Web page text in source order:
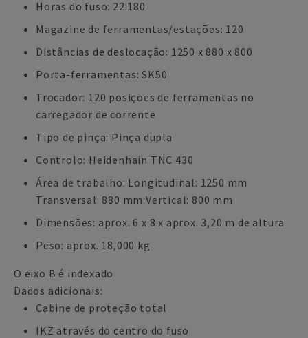
Horas do fuso: 22.180
Magazine de ferramentas/estações: 120
Distâncias de deslocação: 1250 x 880 x 800
Porta-ferramentas: SK50
Trocador: 120 posições de ferramentas no
carregador de corrente
Tipo de pinça: Pinça dupla
Controlo: Heidenhain TNC 430
Área de trabalho: Longitudinal: 1250 mm
Transversal: 880 mm Vertical: 800 mm
Dimensões: aprox. 6 x 8 x aprox. 3,20 m de altura
Peso: aprox. 18,000 kg
O eixo B é indexado
Dados adicionais:
Cabine de proteção total
IKZ através do centro do fuso